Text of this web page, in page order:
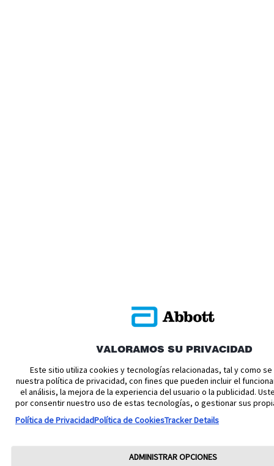
VALORAMOS SU PRIVACIDAD
Este sitio utiliza cookies y tecnologías relacionadas, tal y como
nuestra política de privacidad, con fines que pueden incluir el
el análisis, la mejora de la experiencia del usuario o la publicidad.
por consentir nuestro uso de estas tecnologías, o gestionar sus
Política de PrivacidadPolítica de CookiesTracker Details
ADMINISTRAR OPCIONES